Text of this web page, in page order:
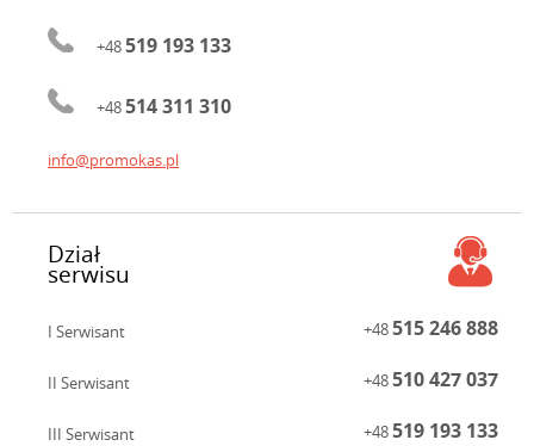
+48519 193 133
+48514 311 310
info@promokas.pl
Dział
serwisu
I Serwisant +48515 246 888
II Serwisant +48510 427 037
III Serwisant +48519 193 133